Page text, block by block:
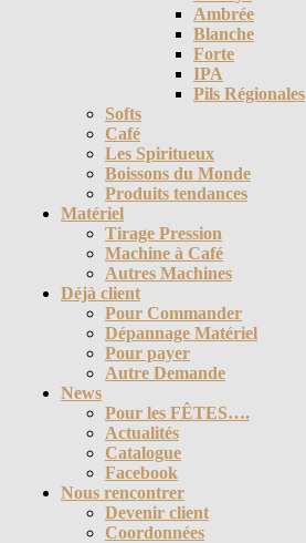
Ambrée
Blanche
Forte
IPA
Pils Régionales
Softs
Café
Les Spiritueux
Boissons du Monde
Produits tendances
Matériel
Tirage Pression
Machine à Café
Autres Machines
Déjà client
Pour Commander
Dépannage Matériel
Pour payer
Autre Demande
News
Pour les FÊTES….
Actualités
Catalogue
Facebook
Nous rencontrer
Devenir client
Coordonnées